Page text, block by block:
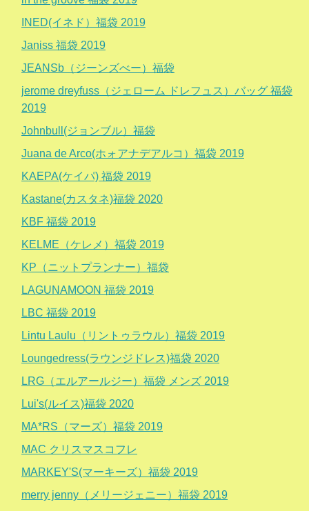
INED(イネド）福袋 2019
Janiss 福袋 2019
JEANSb（ジーンズべー）福袋
jerome dreyfuss（ジェローム ドレフュス）バッグ 福袋
2019
Johnbull(ジョンブル）福袋
Juana de Arco(ホォアナデアルコ）福袋 2019
KAEPA(ケイパ) 福袋 2019
Kastane(カスタネ)福袋 2020
KBF 福袋 2019
KELME（ケレメ）福袋 2019
KP（ニットプランナー）福袋
LAGUNAMOON 福袋 2019
LBC 福袋 2019
Lintu Laulu（リントゥラウル）福袋 2019
Loungedress(ラウンジドレス)福袋 2020
LRG（エルアールジー）福袋 メンズ 2019
Lui's(ルイス)福袋 2020
MA*RS（マーズ）福袋 2019
MAC クリスマスコフレ
MARKEY'S(マーキーズ）福袋 2019
merry jenny（メリージェニー）福袋 2019